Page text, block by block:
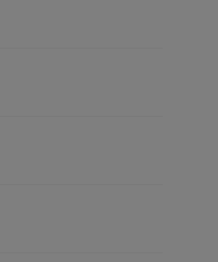
voor Breedte kookplaat
Aansluitwaarde